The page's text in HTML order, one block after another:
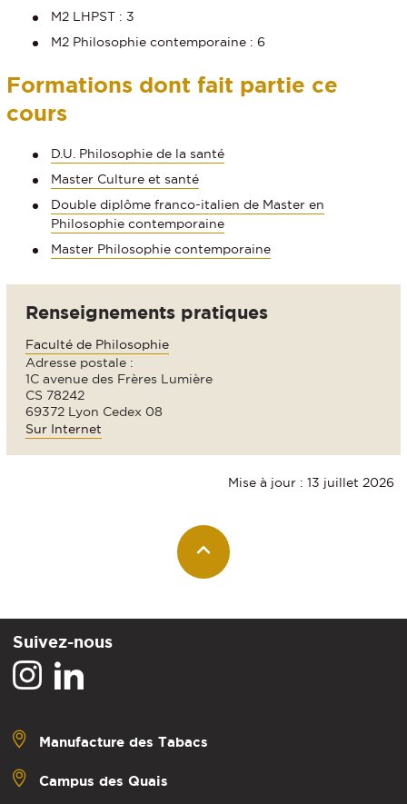
M2 LHPST : 3
M2 Philosophie contemporaine : 6
Formations dont fait partie ce
cours
D.U. Philosophie de la santé
Master Culture et santé
Double diplôme franco-italien de Master en
Philosophie contemporaine
Master Philosophie contemporaine
Renseignements pratiques
Faculté de Philosophie
Adresse postale :
1C avenue des Frères Lumière
CS 78242
69372 Lyon Cedex 08
Sur Internet
Mise à jour : 13 juillet 2026
Suivez-nous
Manufacture des Tabacs
Campus des Quais